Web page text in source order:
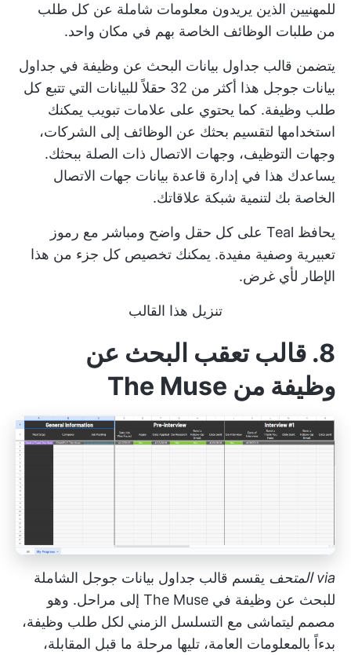
للمهنيين الذين يريدون معلومات شاملة عن كل طلب
من طلبات الوظائف الخاصة بهم في مكان واحد.
يتضمن قالب جداول بيانات البحث عن وظيفة في جداول
بيانات جوجل هذا أكثر من 32 حقلاً للبيانات التي تتبع كل
طلب وظيفة. كما يحتوي على علامات تبويب يمكنك
استخدامها لتقسيم بحثك عن الوظائف إلى الشركات،
وجهات التوظيف، وجهات الاتصال ذات الصلة ببحثك.
يساعدك هذا في إدارة قاعدة بيانات جهات الاتصال
الخاصة بك لتنمية شبكة علاقاتك.
يحافظ Teal على كل حقل واضح ومباشر مع رموز
تعبيرية وصفية مفيدة. يمكنك تخصيص كل جزء من هذا
الإطار لأي غرض.
تنزيل هذا القالب
8. قالب تعقب البحث عن
وظيفة من The Muse
via المتحف يقسم قالب جداول بيانات جوجل الشاملة
للبحث عن وظيفة في The Muse إلى مراحل. وهو
مصمم ليتماشى مع التسلسل الزمني لكل طلب وظيفة،
بدءاً بالمعلومات العامة، تليها مرحلة ما قبل المقابلة،